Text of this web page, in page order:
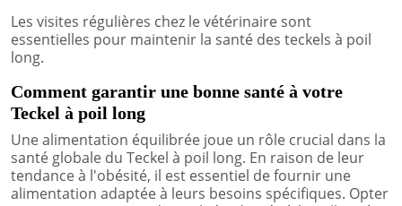
Les visites régulières chez le vétérinaire sont
essentielles pour maintenir la santé des teckels à poil
long.
Comment garantir une bonne santé à votre
Teckel à poil long
Une alimentation équilibrée joue un rôle crucial dans la
santé globale du Teckel à poil long. En raison de leur
tendance à l'obésité, il est essentiel de fournir une
alimentation adaptée à leurs besoins spécifiques. Opter